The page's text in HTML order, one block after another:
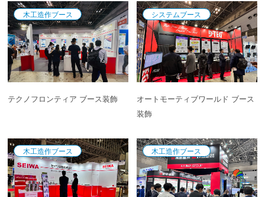
木工造作ブース
テクノフロンティア ブース装飾
システムブース
オートモーティブワールド ブース
装飾
木工造作ブース 木工造作ブース